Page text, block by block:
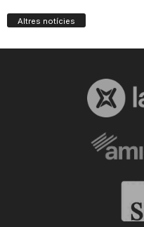
Altres notícies